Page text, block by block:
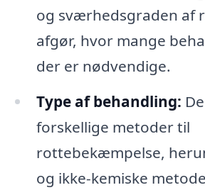
og sværhedsgraden af
afgør, hvor mange
der er nødvendige.
Type af behandling:
forskellige metoder til
rottebekæmpelse,
og ikke-kemiske